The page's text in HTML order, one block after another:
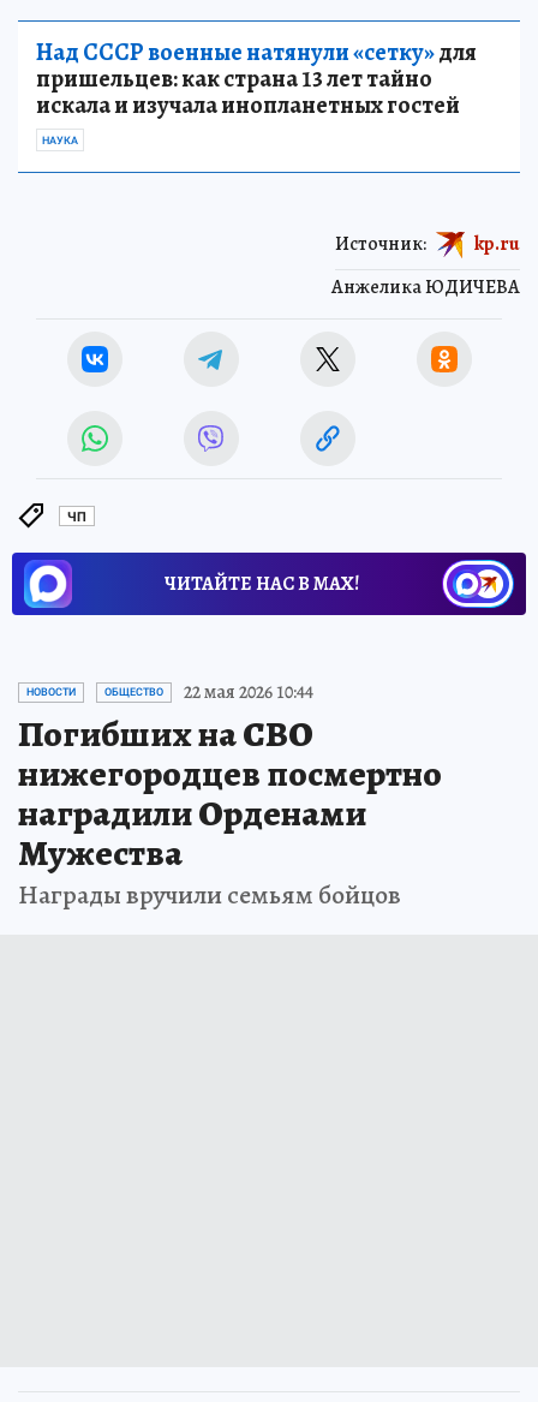
Над СССР военные натянули «сетку»для
пришельцев: как страна 13 лет тайно
искала и изучала инопланетных гостей
НАУКА
Анжелика ЮДИЧЕВА
Источник: kp.ru
ЧП
ЧИТАЙТЕ НАС В МАХ!
НОВОСТИ ОБЩЕСТВО 22 мая 2026 10:44
Погибших на СВО
нижегородцев посмертно
наградили Орденами
Мужества
Награды вручили семьям бойцов